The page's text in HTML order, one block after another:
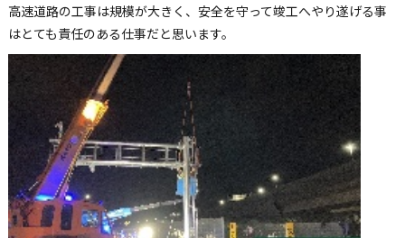
高速道路の工事は規模が大きく、安全を守って竣工へやり遂げる事
はとても責任のある仕事だと思います。